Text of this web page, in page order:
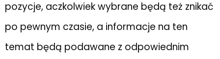
pozycje, aczkolwiek wybrane będą też znikać
po pewnym czasie, a informacje na ten
temat będą podawane z odpowiednim